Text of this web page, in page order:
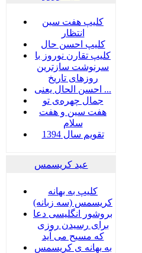
کلیپ هفت سین
انتظار
کلیپ احسن حال
کلیپ تقارن نوروز با
سرنوشت سازترین
روزهای تاریخ
احسن الحال یعنی ...
جمال چهره‌ی تو
هفت سين و هفت
سلام
تقویم سال 1394
عید کریسمس
کلیپ به بهانه
کریسمس (سه زبانه)
بروشور انگلیسی دعا
برای رسیدن روزی
که مسیح می آید
به بهانه ی کریسمس